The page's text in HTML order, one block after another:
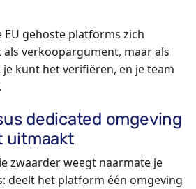
EU gehoste platforms zich
verkoopargument, maar als
kunt het verifiëren, en je team
dedicated omgeving
uitmaakt
zwaarder weegt naarmate je
deelt het platform één omgeving